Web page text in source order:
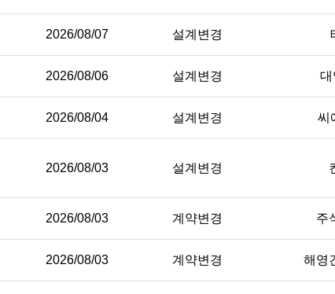
2026/08/07 설계변경
2026/08/06 설계변경 대
2026/08/04 설계변경 씨
2026/08/03 설계변경
2026/08/03 계약변경 주
2026/08/03 계약변경 해영